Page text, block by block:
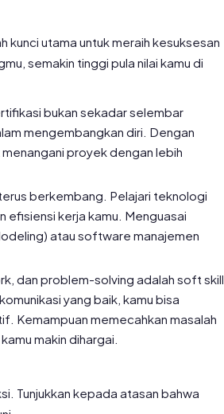
kunci utama untuk meraih kesuksesan
semakin tinggi pula nilai kamu di
bukan sekadar selembar
mengembangkan diri. Dengan
proyek dengan lebih
berkembang. Pelajari teknologi
kerja kamu. Menguasai
atau software manajemen
dan problem-solving adalah soft skill
yang baik, kamu bisa
Kemampuan memecahkan masalah
makin dihargai.
Tunjukkan kepada atasan bahwa